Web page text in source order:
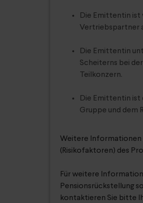
Die Emittentin
Vertriebspartner
Die Emittentin
Scheiterns bei
Teilkonzern.
Die Emittentin ist
Gruppe und dem
Weitere Informationen
(Risikofaktoren) des
Für weitere
Pensionsrückstellung
kontaktieren Sie bitte